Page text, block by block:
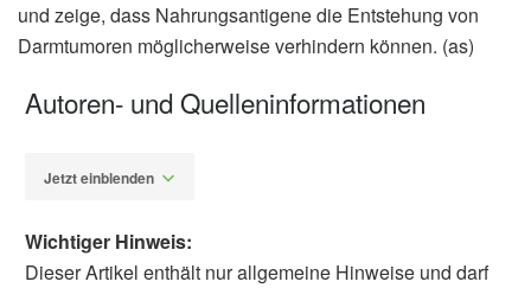
und zeige, dass Nahrungsantigene die Entstehung von
Darmtumoren möglicherweise verhindern können. (as)
Autoren- und Quelleninformationen
Jetzt einblenden
Wichtiger Hinweis:
Dieser Artikel enthält nur allgemeine Hinweise und darf